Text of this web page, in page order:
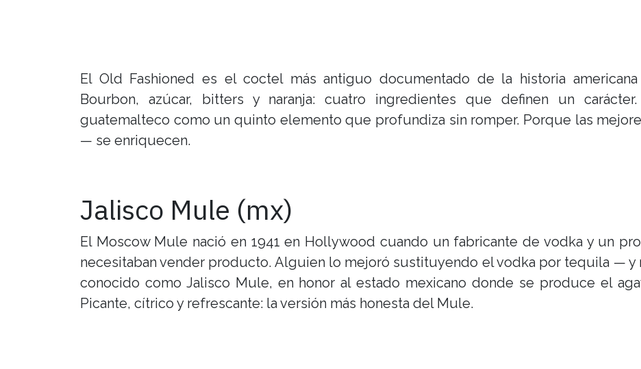
El Old Fashioned es el coctel más antiguo documentado de la historia
Bourbon, azúcar, bitters y naranja: cuatro ingredientes que definen un
guatemalteco como un quinto elemento que profundiza sin romper. Porque las
— se enriquecen.
Jalisco Mule (mx)
El Moscow Mule nació en 1941 en Hollywood cuando un fabricante de vodka y un
necesitaban vender producto. Alguien lo mejoró sustituyendo el vodka por tequila — y
conocido como Jalisco Mule, en honor al estado mexicano donde se produce el
Picante, cítrico y refrescante: la versión más honesta del Mule.